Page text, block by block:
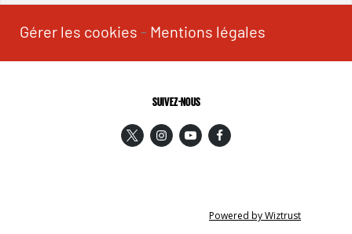
Gérer les cookies - Mentions légales
SUIVEZ-NOUS
Powered by Wiztrust